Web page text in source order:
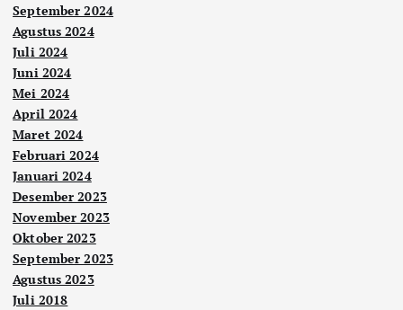
September 2024
Agustus 2024
Juli 2024
Juni 2024
Mei 2024
April 2024
Maret 2024
Februari 2024
Januari 2024
Desember 2023
November 2023
Oktober 2023
September 2023
Agustus 2023
Juli 2018